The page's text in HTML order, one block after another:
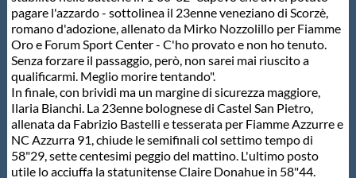
pagare l'azzardo - sottolinea il 23enne veneziano di Scorzè,
romano d'adozione, allenato da Mirko Nozzolillo per Fiamme
Oro e Forum Sport Center - C'ho provato e non ho tenuto.
Senza forzare il passaggio, però, non sarei mai riuscito a
qualificarmi. Meglio morire tentando".
In finale, con brividi ma un margine di sicurezza maggiore,
Ilaria Bianchi. La 23enne bolognese di Castel San Pietro,
allenata da Fabrizio Bastelli e tesserata per Fiamme Azzurre e
NC Azzurra 91, chiude le semifinali col settimo tempo di
58"29, sette centesimi peggio del mattino. L'ultimo posto
utile lo acciuffa la statunitense Claire Donahue in 58"44.